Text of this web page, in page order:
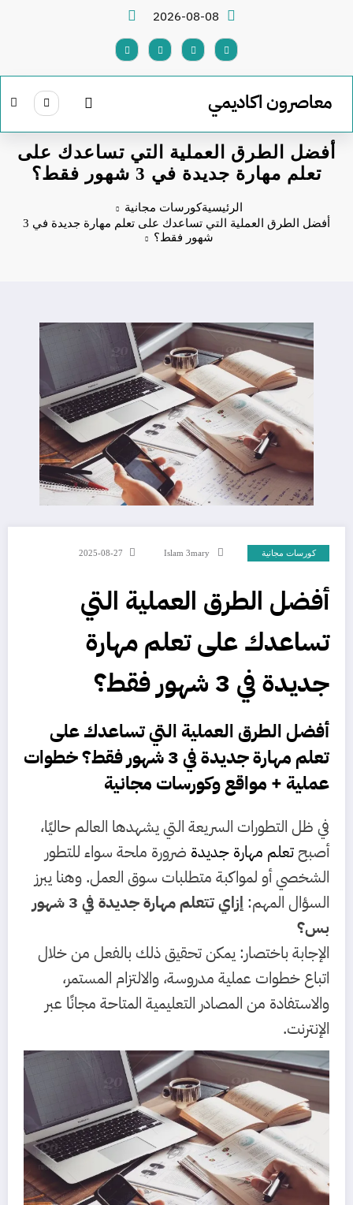
2026-08-08
معاصرون اكاديمي
أفضل الطرق العملية التي تساعدك على
تعلم مهارة جديدة في 3 شهور فقط؟
الرئيسيةكورسات مجانية
أفضل الطرق العملية التي تساعدك على تعلم مهارة جديدة في 3
شهور فقط؟
كورسات مجانية Islam 3mary
2025-08-27
أفضل الطرق العملية التي
تساعدك على تعلم مهارة
جديدة في 3 شهور فقط؟
أفضل الطرق العملية التي تساعدك على
تعلم مهارة جديدة
في 3 شهور فقط؟ خطوات
عملية + مواقع وكورسات مجانية
في ظل التطورات السريعة التي يشهدها العالم حاليًا،
أصبحتعلم مهارة جديدة ضرورة ملحة سواء للتطور
الشخصي أو لمواكبة متطلبات سوق العمل. وهنا يبرز
السؤال المهم:
إزاي تتعلم مهارة جديدة في 3 شهور
بس؟
الإجابة باختصار: يمكن تحقيق ذلك بالفعل من خلال
اتباع خطوات عملية مدروسة، والالتزام المستمر،
والاستفادة من المصادر التعليمية المتاحة مجانًا عبر
الإنترنت.